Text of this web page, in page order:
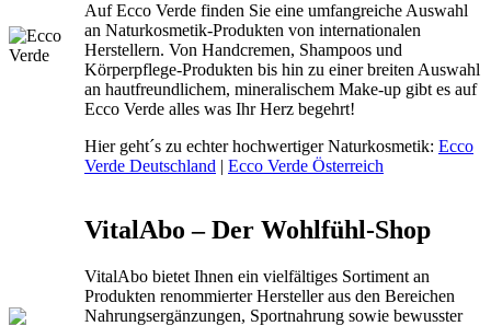
Auf Ecco Verde finden Sie eine umfangreiche Auswahl
an Naturkosmetik-Produkten von internationalen
Herstellern. Von Handcremen, Shampoos und
Körperpflege-Produkten bis hin zu einer breiten Auswahl
an hautfreundlichem, mineralischem Make-up gibt es auf
Ecco Verde alles was Ihr Herz begehrt!
Hier geht´s zu echter hochwertiger Naturkosmetik: Ecco
Verde Deutschland | Ecco Verde Österreich
VitalAbo – Der Wohlfühl-Shop
VitalAbo bietet Ihnen ein vielfältiges Sortiment an
Produkten renommierter Hersteller aus den Bereichen
Nahrungsergänzungen, Sportnahrung sowie bewusster